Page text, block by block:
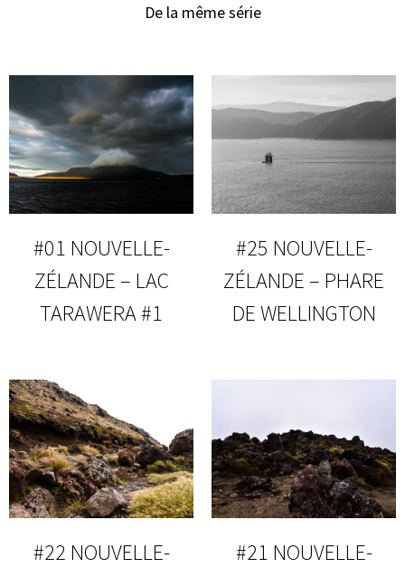
De la même série
#01 NOUVELLE-
ZÉLANDE – LAC
TARAWERA #1
#25 NOUVELLE-
ZÉLANDE – PHARE
DE WELLINGTON
#22 NOUVELLE-
#21 NOUVELLE-